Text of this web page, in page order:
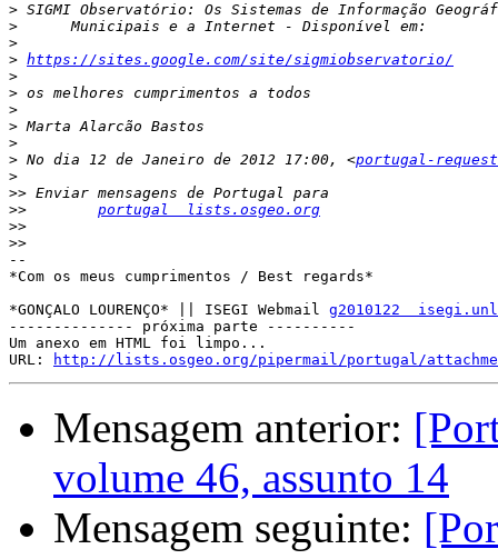
>
>
>
> https://sites.google.com/site/sigmiobservatorio/
>
>
>
>
>
> No dia 12 de Janeiro de 2012 17:00, <portugal-
>
>>
>>
portugal  lists.osgeo.org
>>
>>
--
*Com os meus cumprimentos / Best regards*
*GONÇALO LOURENÇO* || ISEGI Webmail g2010122
-------------- próxima parte ----------
Um anexo em HTML foi limpo...
URL:
http://lists.osgeo.org/pipermail/portugal/
Mensagem anterior:
volume 46, assunto 14
Mensagem seguinte: